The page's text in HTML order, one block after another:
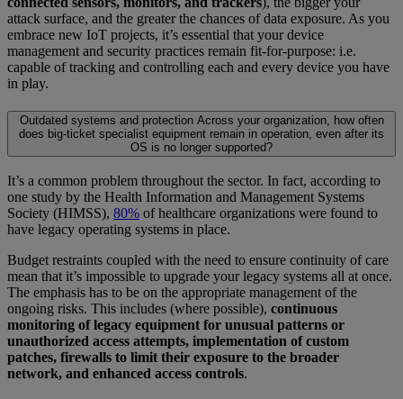
attack surface, and the greater the chances of data exposure. As you
embrace new IoT projects, it’s essential that your device
management and security practices remain fit-for-purpose: i.e.
capable of tracking and controlling each and every device you have
in play.
Outdated systems and protection Across your organization, how often
does big-ticket specialist equipment remain in operation, even after its
OS is no longer supported?
It’s a common problem throughout the sector. In fact, according to
one study by the Health Information and Management Systems
Society (HIMSS), 80% of healthcare organizations were found to
have legacy operating systems in place.
Budget restraints coupled with the need to ensure continuity of care
mean that it’s impossible to upgrade your legacy systems all at once.
The emphasis has to be on the appropriate management of the
ongoing risks. This includes (where possible), continuous
monitoring of legacy equipment for unusual patterns or
unauthorized access attempts, implementation of custom
patches, firewalls to limit their exposure to the broader
network, and enhanced access controls.